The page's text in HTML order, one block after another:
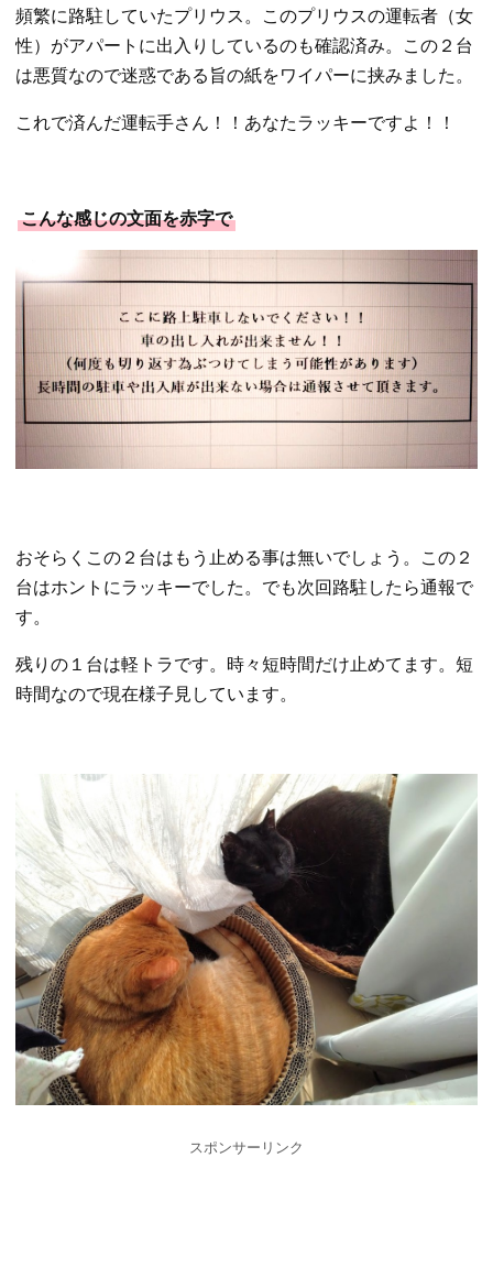
頻繁に路駐していたプリウス。このプリウスの運転者（女
性）がアパートに出入りしているのも確認済み。この２台
は悪質なので迷惑である旨の紙をワイパーに挟みました。
これで済んだ運転手さん！！あなたラッキーですよ！！
こんな感じの文面を赤字で
おそらくこの２台はもう止める事は無いでしょう。この２
台はホントにラッキーでした。でも次回路駐したら通報で
す。
残りの１台は軽トラです。時々短時間だけ止めてます。短
時間なので現在様子見しています。
スポンサーリンク